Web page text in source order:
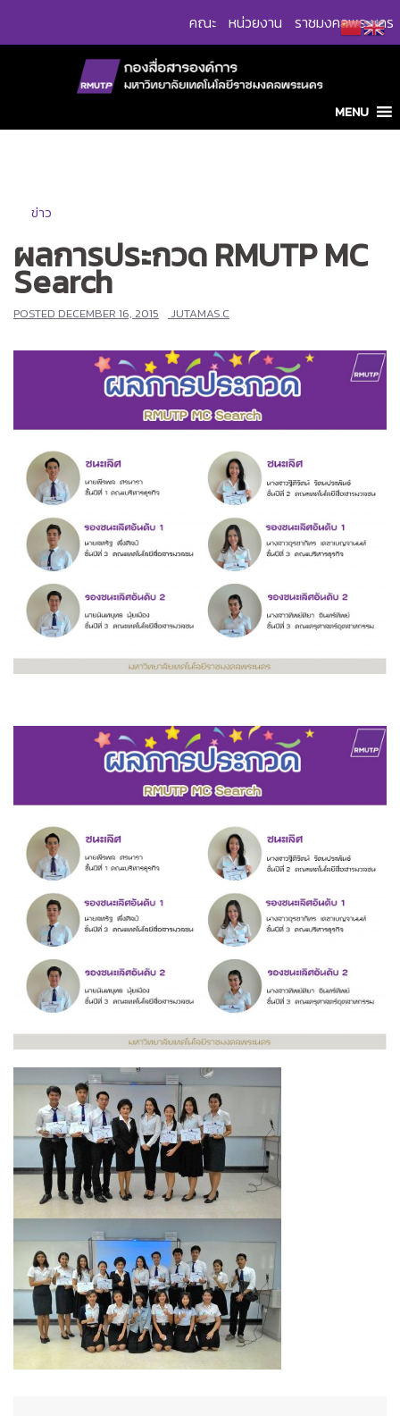
คณะ หน่วยงาน ราชมงคลพระนคร
MENU
ข่าว
ผลการประกวด RMUTP MC
Search
POSTED DECEMBER 16, 2015 JUTAMAS.C